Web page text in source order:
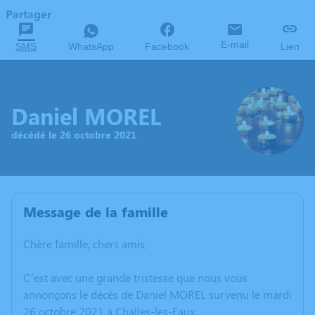
Partager
SMS WhatsApp Facebook E-mail Lien
Daniel MOREL
décédé le 26 octobre 2021
Message de la famille
Chère famille, chers amis,
C’est avec une grande tristesse que nous vous
annonçons le décès de Daniel MOREL survenu le mardi
26 octobre 2021 à Challes-les-Eaux.